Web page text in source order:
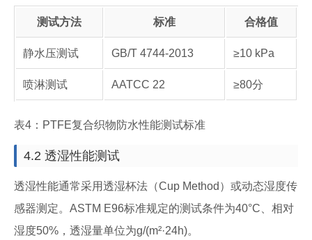
测试方法 标准 合格值
静水压测试 GB/T 4744-2013 ≥10 kPa
喷淋测试 AATCC 22 ≥80分
表4：PTFE复合织物防水性能测试标准
4.2 透湿性能测试
透湿性能通常采用透湿杯法（Cup Method）或动态湿度传
感器测定。ASTM E96标准规定的测试条件为40°C、相对
湿度50%，透湿量单位为g/(m²·24h)。